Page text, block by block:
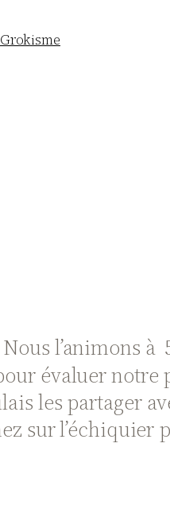
Grokisme
l’animons à
évaluer
les partager
sur